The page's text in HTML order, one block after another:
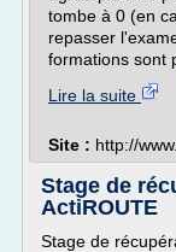
tombe à 0 (en
repasser
formations sont
Lire la suite
Site : http://
Stage de
ActiROUTE
Stage de